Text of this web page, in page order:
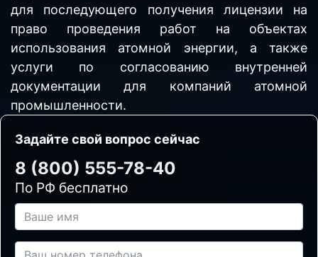
для последующего получения лицензии на
право проведения работ на объектах
использования атомной энергии, а также
услуги по согласованию внутренней
документации для компаний атомной
промышленности.
Задайте свой вопрос сейчас
8 (800) 555-78-40
По РФ бесплатно